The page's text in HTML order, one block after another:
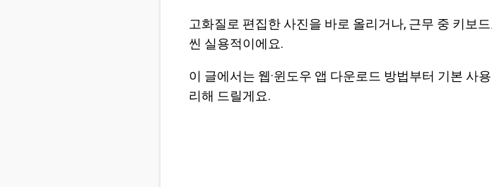
고화질로 편집한 사진을 바로 올리거나, 근무 중 키보
씬 실용적이에요.
이 글에서는 웹·윈도우 앱 다운로드 방법부터 기본 사
리해 드릴게요.